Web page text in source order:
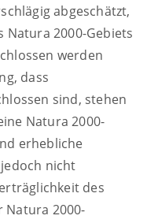
abgeschätzt,
Natura 2000-Gebiets
werden
dass
sind, stehen
Natura 2000-
erhebliche
nicht
des
Natura 2000-